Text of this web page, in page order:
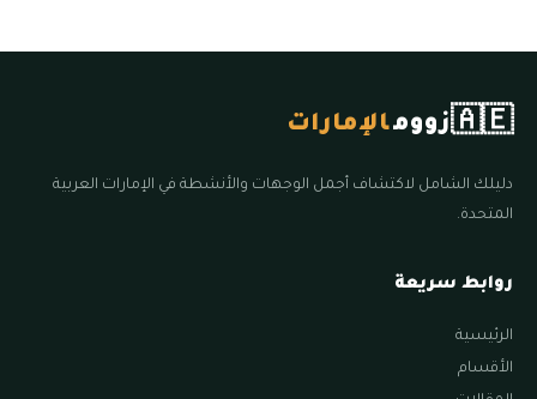
🇦🇪زوومالإمارات
دليلك الشامل لاكتشاف أجمل الوجهات والأنشطة في الإمارات العربية
المتحدة.
روابط سريعة
الرئيسية
الأقسام